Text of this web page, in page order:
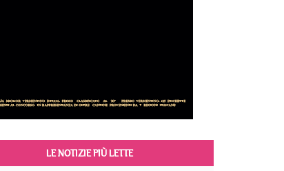
LE NOTIZIE PIÙ LETTE